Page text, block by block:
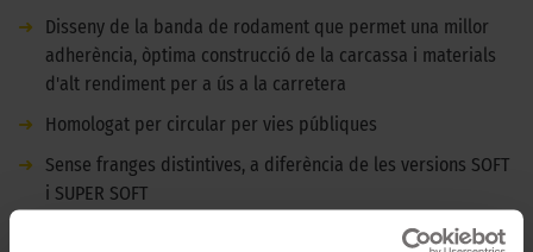
➜
Disseny de la banda de rodament que permet una millor
adherència, òptima construcció de la carcassa i materials
d'alt rendiment per a ús a la carretera
➜
Homologat per circular per vies públiques
➜
Sense franges distintives, a diferència de les versions SOFT
i SUPER SOFT